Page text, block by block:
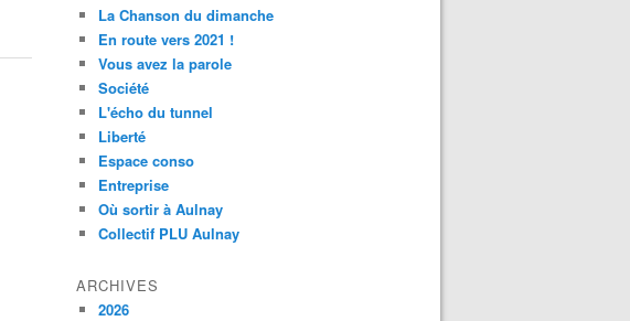
La Chanson du dimanche
En route vers 2021 !
Vous avez la parole
Société
L'écho du tunnel
Liberté
Espace conso
Entreprise
Où sortir à Aulnay
Collectif PLU Aulnay
ARCHIVES
2026